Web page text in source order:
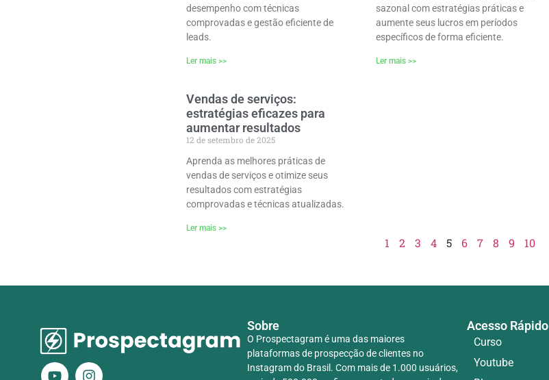
desempenho com técnicas
comprovadas e gestão eficiente de
leads.
Ler mais >>
sazonal com estratégias práticas e
aumente seus lucros em períodos
específicos de forma eficiente.
Ler mais >>
Vendas de serviços:
estratégias eficazes para
aumentar resultados
12 de setembro de 2025
Aprenda as melhores práticas de
vendas de serviços e otimize seus
resultados com estratégias
comprovadas e técnicas atualizadas.
Ler mais >>
1 2 3 4 5 6 7 8 9 10
Sobre
O Prospectagram é uma das maiores
plataformas de prospecção de clientes no
Instagram do Brasil. Com mais de 1.000 usuários,
Acesso Rápido
Curso
Youtube